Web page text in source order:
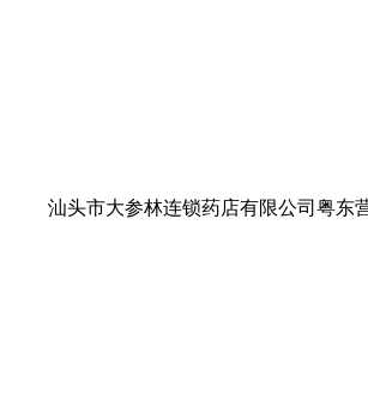
汕头市大参林连锁药店有限公司粤东